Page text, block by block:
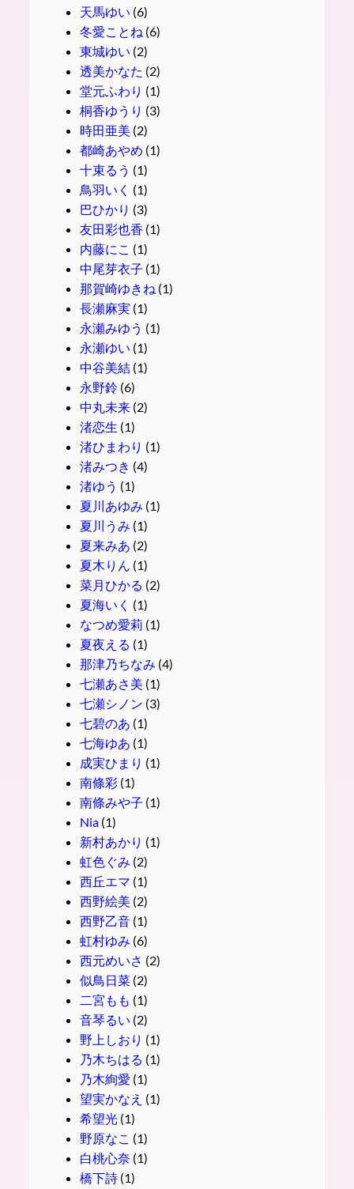
天馬ゆい (6)
冬愛ことね (6)
東城ゆい (2)
透美かなた (2)
堂元ふわり (1)
桐香ゆうり (3)
時田亜美 (2)
都崎あやめ (1)
十束るう (1)
鳥羽いく (1)
巴ひかり (3)
友田彩也香 (1)
内藤にこ (1)
中尾芽衣子 (1)
那賀崎ゆきね (1)
長瀬麻実 (1)
永瀬みゆう (1)
永瀬ゆい (1)
中谷美結(1)
永野鈴(6)
中丸未来(2)
渚恋生 (1)
渚ひまわり (1)
渚みつき (4)
渚ゆう (1)
夏川あゆみ (1)
夏川うみ (1)
夏来みあ (2)
夏木りん (1)
菜月ひかる (2)
夏海いく (1)
なつめ愛莉 (1)
夏夜える (1)
那津乃ちなみ (4)
七瀬あさ美 (1)
七瀬シノン (3)
七碧のあ (1)
七海ゆあ (1)
成実ひまり (1)
南條彩(1)
南條みや子 (1)
Nia(1)
新村あかり (1)
虹色ぐみ (2)
西丘エマ (1)
西野絵美 (2)
西野乙音(1)
虹村ゆみ (6)
西元めいさ (2)
似鳥日菜(2)
二宮もも (1)
音琴るい (2)
野上しおり (1)
乃木ちはる (1)
乃木絢愛 (1)
望実かなえ (1)
希望光(1)
野原なこ (1)
白桃心奈 (1)
橋下詩(1)